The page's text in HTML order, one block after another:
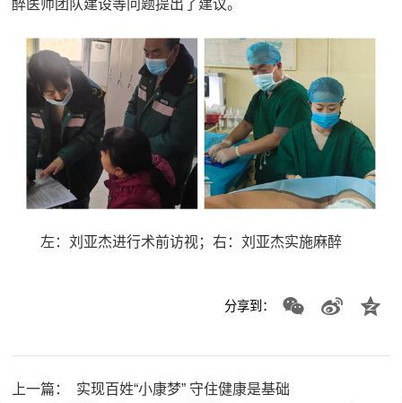
醉医师团队建设等问题提出了建议。
左：刘亚杰进行术前访视；右：刘亚杰实施麻醉
分享到：
上一篇： 实现百姓“小康梦” 守住健康是基础